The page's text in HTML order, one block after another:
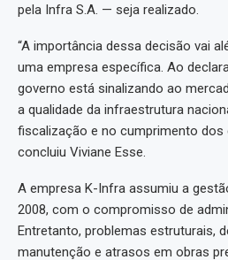
pela Infra S.A. — seja realizado.
“A importância dessa decisão vai
uma empresa específica. Ao
governo está sinalizando ao
a qualidade da infraestrutura
fiscalização e no cumprimento dos
concluiu Viviane Esse.
A empresa K-Infra assumiu a
2008, com o compromisso de
Entretanto, problemas estruturais,
manutenção e atrasos em obras